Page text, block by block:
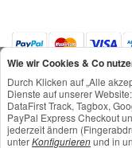
(* = Pflichtfelder)
Datenschutzerklärung
*Alle Preise
Wie wir Cookies & Co
Durch Klicken auf „Alle
Dienste auf unserer
DataFirst Track, Tagbox,
PayPal Express Checkout
jederzeit ändern
unterKonfigurierenund in